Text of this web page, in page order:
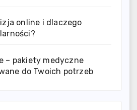
online i dlaczego
– pakiety medyczne
do Twoich potrzeb